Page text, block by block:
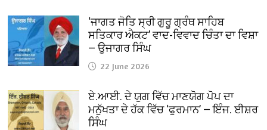
‘ਜਾਗਤ ਜੋਤਿ ਸ੍ਰੀ ਗੁਰੂ ਗ੍ਰੰਥ ਸਾਹਿਬ
ਸਤਿਕਾਰ ਐਕਟ’ ਵਾਦ-ਵਿਵਾਦ ਚਿੰਤਾ ਦਾ ਵਿਸ਼ਾ
— ਉਜਾਗਰ ਸਿੰਘ
22 June 2026
ਏ.ਆਈ. ਦੇ ਯੁਗ ਵਿੱਚ ਮਾਣਯੋਗ ਪੋਪ ਦਾ
ਮਨੁੱਖਤਾ ਦੇ ਹੱਕ ਵਿੱਚ ‘ਫੁਰਮਾਨ’ — ਇੰਜ. ਈਸ਼ਰ
ਸਿੰਘ